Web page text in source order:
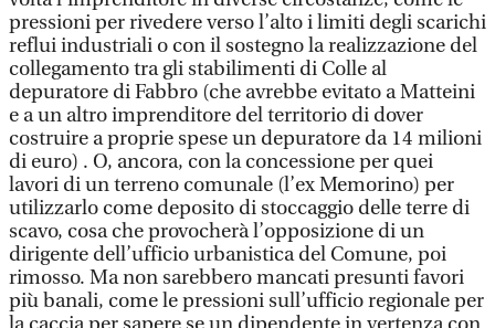
pressioni per rivedere verso l’alto i limiti degli scarichi
reflui industriali o con il sostegno la realizzazione del
collegamento tra gli stabilimenti di Colle al
depuratore di Fabbro (che avrebbe evitato a Matteini
e a un altro imprenditore del territorio di dover
costruire a proprie spese un depuratore da 14 milioni
di euro) . O, ancora, con la concessione per quei
lavori di un terreno comunale (l’ex Memorino) per
utilizzarlo come deposito di stoccaggio delle terre di
scavo, cosa che provocherà l’opposizione di un
dirigente dell’ufficio urbanistica del Comune, poi
rimosso. Ma non sarebbero mancati presunti favori
più banali, come le pressioni sull’ufficio regionale per